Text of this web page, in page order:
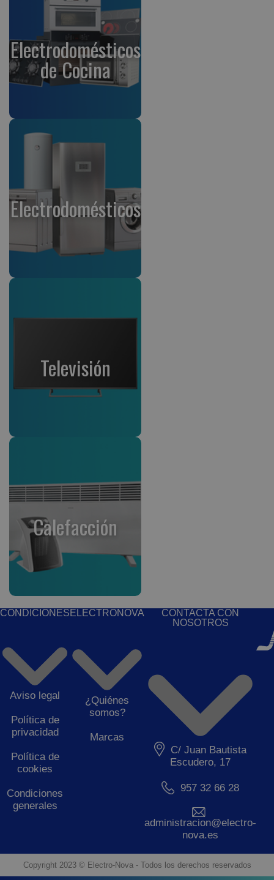
Electrodomésticos
de Cocina
Electrodomésticos
Televisión
Calefacción
CONDICIONES
Aviso legal
Política de
privacidad
Política de
cookies
Condiciones
generales
ELECTRONOVA
¿Quiénes
somos?
Marcas
CONTACTA CON
NOSOTROS
C/ Juan Bautista
Escudero, 17
957 32 66 28
administracion@electro-
nova.es
Copyright 2023 © Electro-Nova - Todos los derechos reservados